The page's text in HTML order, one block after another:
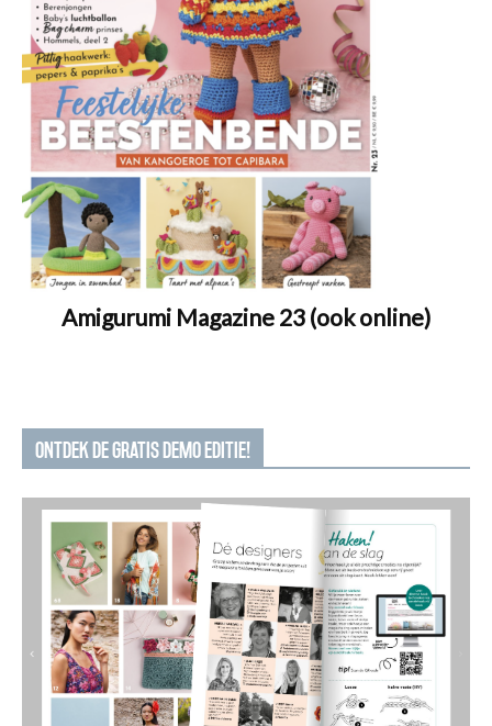
Amigurumi Magazine 23 (ook online)
ONTDEK DE GRATIS DEMO EDITIE!